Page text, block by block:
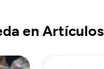
en Artículos